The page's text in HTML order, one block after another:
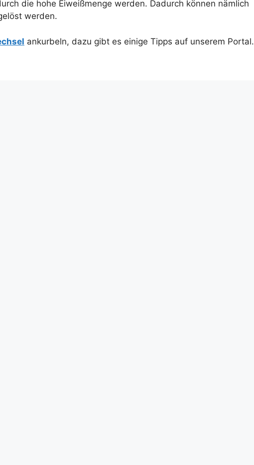
die hohe Eiweißmenge werden. Dadurch können nämlich
werden.
ankurbeln, dazu gibt es einige Tipps auf unserem Portal.